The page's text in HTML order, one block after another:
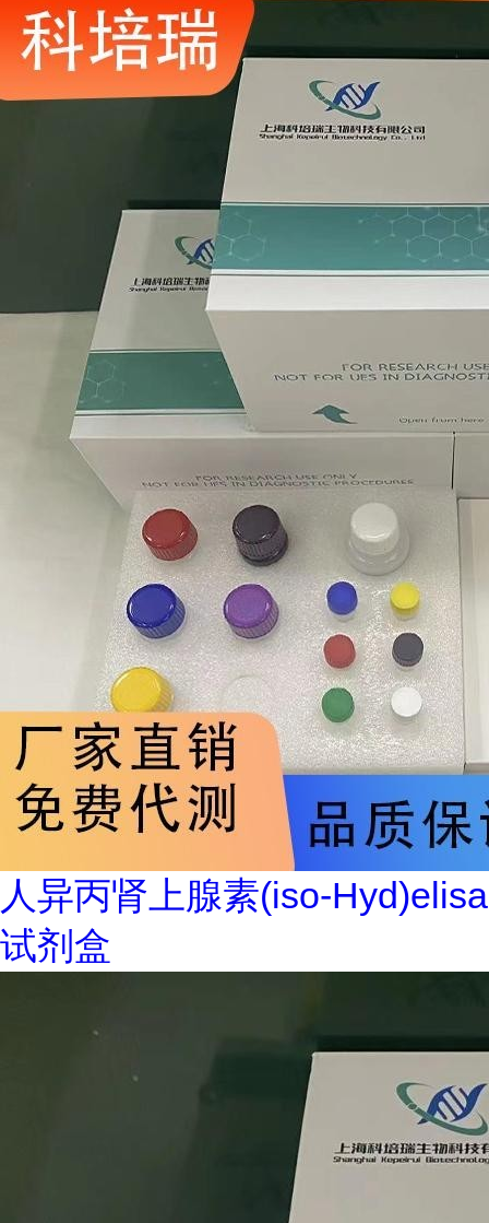
人异丙肾上腺素(iso-Hyd)elisa
试剂盒